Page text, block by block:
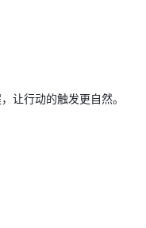
让行动的触发更自然。